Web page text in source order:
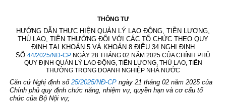
THÔNG TƯ
HƯỚNG DẪN THỰC HIỆN QUẢN LÝ LAO ĐỘNG, TIỀN LƯƠNG,
THÙ LAO, TIỀN THƯỞNG ĐỐI VỚI CÁC TỔ CHỨC THEO QUY
ĐỊNH TẠI KHOẢN 5 VÀ KHOẢN 8 ĐIỀU 34 NGHỊ ĐỊNH
SỐ 44/2025/NĐ-CP NGÀY 28 THÁNG 02 NĂM 2025 CỦA CHÍNH PHỦ
QUY ĐỊNH QUẢN LÝ LAO ĐỘNG, TIỀN LƯƠNG, THÙ LAO, TIỀN
THƯỞNG TRONG DOANH NGHIỆP NHÀ NƯỚC
Căn cứ Nghị định số25/2025/NĐ-CP ngày 21 tháng 02 năm 2025 của
Chính phủ quy định chức năng, nhiệm vụ, quyền hạn và cơ cấu tổ
chức của Bộ Nội vụ;